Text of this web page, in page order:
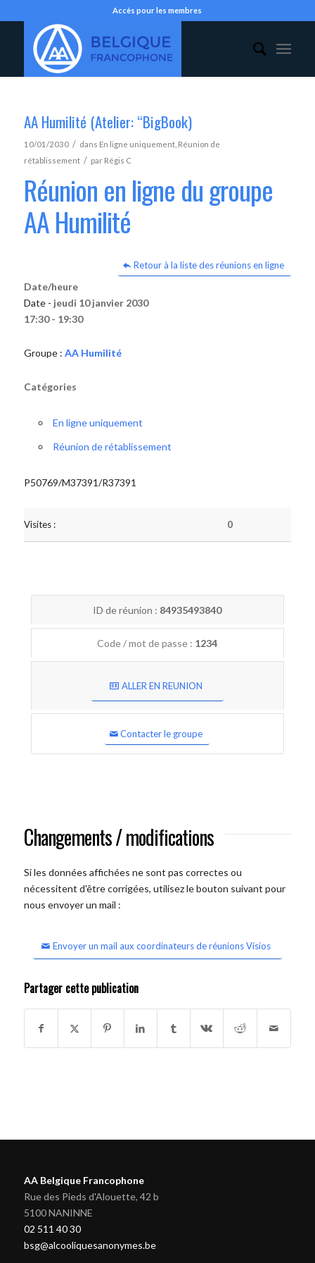
Accès pour les membres
AA Humilité (Atelier: “BigBook)
10/01/2030 / dans En ligne uniquement, Réunion de
rétablissement / par Régis C
Réunion en ligne du groupe
AA Humilité
Retour à la liste des réunions en ligne
Date/heure
Date - jeudi 10 janvier 2030
17:30 - 19:30
Groupe : AA Humilité
Catégories
En ligne uniquement
Réunion de rétablissement
P50769/M37391/R37391
Visites : 0
ID de réunion : 84935493840
Code / mot de passe : 1234
ALLER EN REUNION
Contacter le groupe
Changements / modifications
Si les données affichées ne sont pas correctes ou
nécessitent d'être corrigées, utilisez le bouton suivant pour
nous envoyer un mail :
Envoyer un mail aux coordinateurs de réunions Visios
Partager cette publication
AA Belgique Francophone
Rue des Pieds d'Alouette, 42 b
5100 NANINNE
02 511 40 30
bsg@alcooliquesanonymes.be